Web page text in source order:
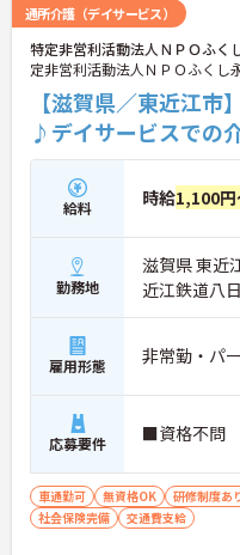
通所介護（デイサービス）
特定非営利活動法人ＮＰＯふく
定非営利活動法人ＮＰＯふくし
【滋賀県／東近江
♪デイサービスでの
給料 時給1,100
勤務地
滋賀県 東近
近江鉄道八
雇用形態 非常勤・パ
応募要件 ■資格不問
車通勤可 無資格OK 研修制度あ
社会保険完備
交通費支給